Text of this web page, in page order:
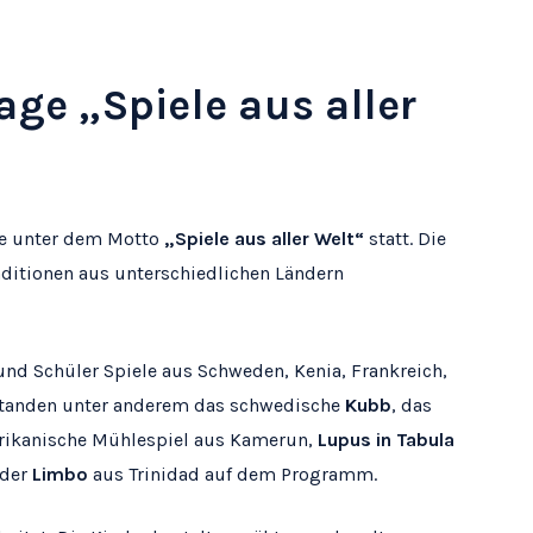
„Spiele aus aller
unter dem Motto „Spiele aus aller Welt“ statt. Die
aus unterschiedlichen Ländern
Schüler Spiele aus Schweden, Kenia, Frankreich,
unter anderem das schwedische Kubb, das
Mühlespiel aus Kamerun, Lupus in Tabula
Limbo aus Trinidad auf dem Programm.